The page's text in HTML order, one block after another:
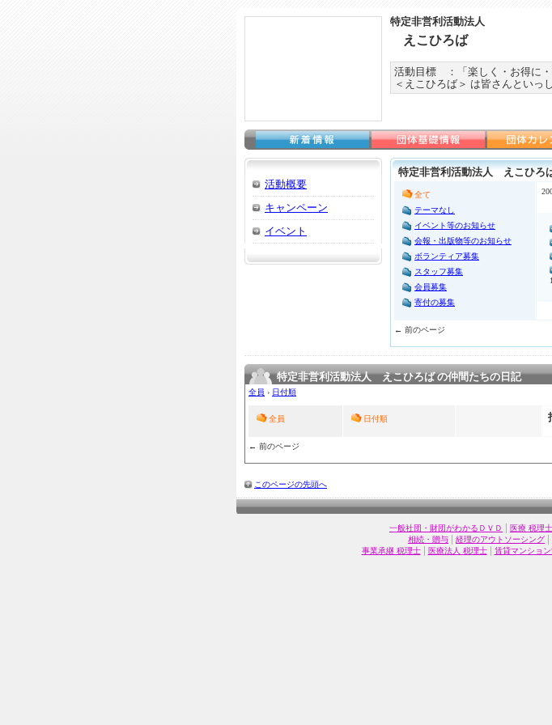
特定非営利活動法人
えこひろば
活動目標 ：「楽しく・お得に・
＜えこひろば＞ は皆さんといっ
活動概要
キャンペーン
イベント
特定非営利活動法人 えこひろ
全て
テーマなし
イベント等のお知らせ
会報・出版物等のお知らせ
ボランティア募集
スタッフ募集
会員募集
寄付の募集
← 前のページ
特定非営利活動法人 えこひろば の仲間たちの日記
全員 › 日付順
全員 日付順
← 前のページ
このページの先頭へ
一般社団・財団がわかるＤＶＤ | 医療 税理士
相続・贈与 | 経理のアウトソーシング |
事業承継 税理士| 医療法人 税理士| 賃貸マンショ